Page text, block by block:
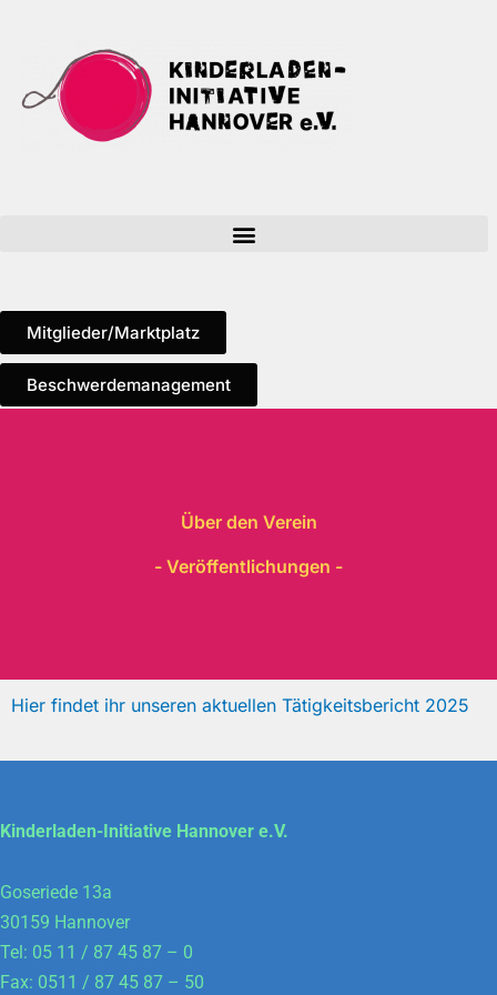
springen
Mitglieder/Marktplatz
Beschwerdemanagement
Über den Verein
- Veröffentlichungen -
Hier findet ihr unseren aktuellen Tätigkeitsbericht 2025
Kinderladen-Initiative Hannover e.V.
Goseriede 13a
30159 Hannover
Tel: 05 11 / 87 45 87 – 0
Fax: 0511 / 87 45 87 – 50